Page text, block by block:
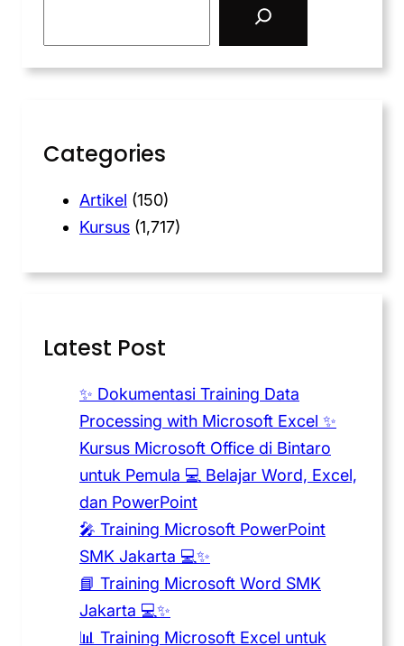
Categories
Artikel (150)
Kursus (1,717)
Latest Post
✨ Dokumentasi Training Data
Processing with Microsoft Excel ✨
Kursus Microsoft Office di Bintaro
untuk Pemula 💻 Belajar Word, Excel,
dan PowerPoint
🎤 Training Microsoft PowerPoint
SMK Jakarta 💻✨
📘 Training Microsoft Word SMK
Jakarta 💻✨
📊 Training Microsoft Excel untuk